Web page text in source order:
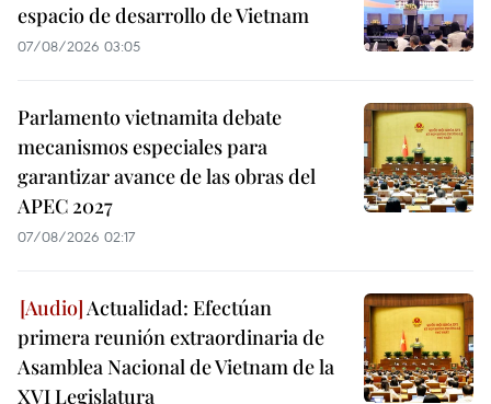
espacio de desarrollo de Vietnam
07/08/2026 03:05
Parlamento vietnamita debate
mecanismos especiales para
garantizar avance de las obras del
APEC 2027
07/08/2026 02:17
Actualidad: Efectúan
primera reunión extraordinaria de
Asamblea Nacional de Vietnam de la
XVI Legislatura